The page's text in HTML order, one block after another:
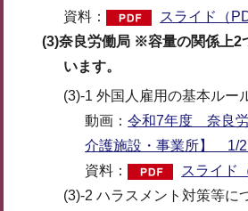
資料：
スライド（
(3)奈良労働局 ※容量の関係上2
います。
(3)-1 外国人雇用の基本ルー
動画：令和7年度 奈良
介護施設・事業所】 1/2
資料：
スライド
(3)-2 ハラスメント対策等に